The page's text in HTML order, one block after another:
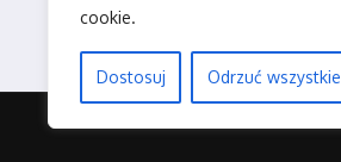
cookie.
Dostosuj Odrzuć wszystkie